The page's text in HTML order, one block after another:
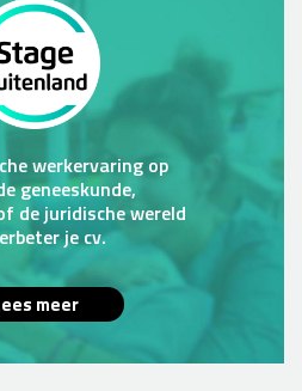
werkervaring op
geneeskunde,
de juridische wereld
je cv.
meer